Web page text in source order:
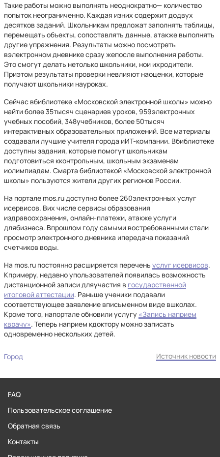
Такие работы можно выполнять неоднократно— количество
попыток неограниченно. Каждая изних содержит додвух
десятков заданий. Школьникам предложат заполнять таблицы,
перемещать объекты, сопоставлять данные, атакже выполнять
другие упражнения. Результаты можно посмотреть
вэлектронном дневнике сразу жепосле выполнения работы.
Это смогут делать нетолько школьники, нои ихродители.
Приэтом результаты проверки невлияют наоценки, которые
получают школьники науроках.
Сейчас вбиблиотеке «Московской электронной школы» можно
найти более 35тысяч сценариев уроков, 959электронных
учебных пособий, 348учебников, более 50тысяч
интерактивных образовательных приложений. Все материалы
создавали лучшие учителя города иИТ-компании. Вбиблиотеке
доступны задания, которые помогут школьникам
подготовиться кконтрольным, школьным экзаменам
иолимпиадам. Смарта библиотекой «Московской электронной
школы» пользуются жители других регионов России.
На портале mos.ru доступно более 260электронных услуг
исервисов. Вих числе сервисы образования
издравоохранения, онлайн-платежи, атакже услуги
длябизнеса. Впрошлом году самыми востребованными стали
просмотр электронного дневника ипередача показаний
счетчиков воды.
На mos.ru постоянно расширяется перечень услуг исервисов.
Кпримеру, недавно упользователей появилась возможность
дистанционной записи дляучастия в государственной
итоговой аттестации. Раньше ученики подавали
соответствующее заявление вписьменном виде вшколах.
Кроме того, напортале обновили услугу «Запись наприем
кврачу». Теперь наприем кдоктору можно записать
одновременно нескольких детей.
Город Источник новости
FAQ
Пользовательское соглашение
Обратная связь
Контакты